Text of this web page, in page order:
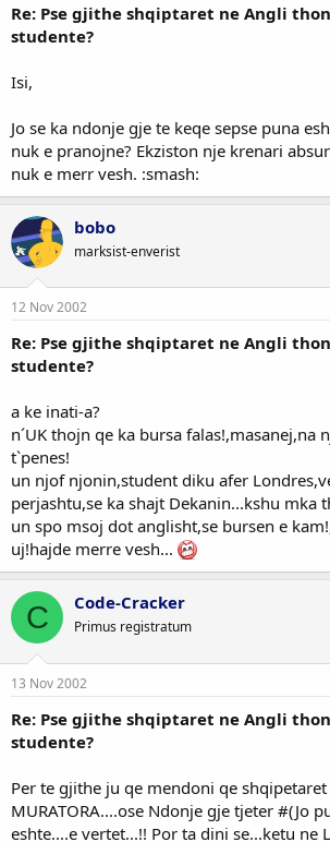
Re: Pse gjithe shqiptaret ne Angli
studente?
Isi,
Jo se ka ndonje gje te keqe sepse puna
nuk e pranojne? Ekziston nje krenari
nuk e merr vesh. :smash:
bobo
marksist-enverist
12 Nov 2002
Re: Pse gjithe shqiptaret ne Angli
studente?
a ke inati-a?
n´UK thojn qe ka bursa falas!,masanej,na
t`penes!
un njof njonin,student diku afer
perjashtu,se ka shajt Dekanin...kshu mka
un spo msoj dot anglisht,se bursen e
uj!hajde merre vesh...
C Code-Cracker
Primus registratum
13 Nov 2002
Re: Pse gjithe shqiptaret ne Angli
studente?
Per te gjithe ju qe mendoni qe shqipetaret
MURATORA....ose Ndonje gje tjeter #(Jo
eshte....e vertet...!! Por ta dini se...ketu ne